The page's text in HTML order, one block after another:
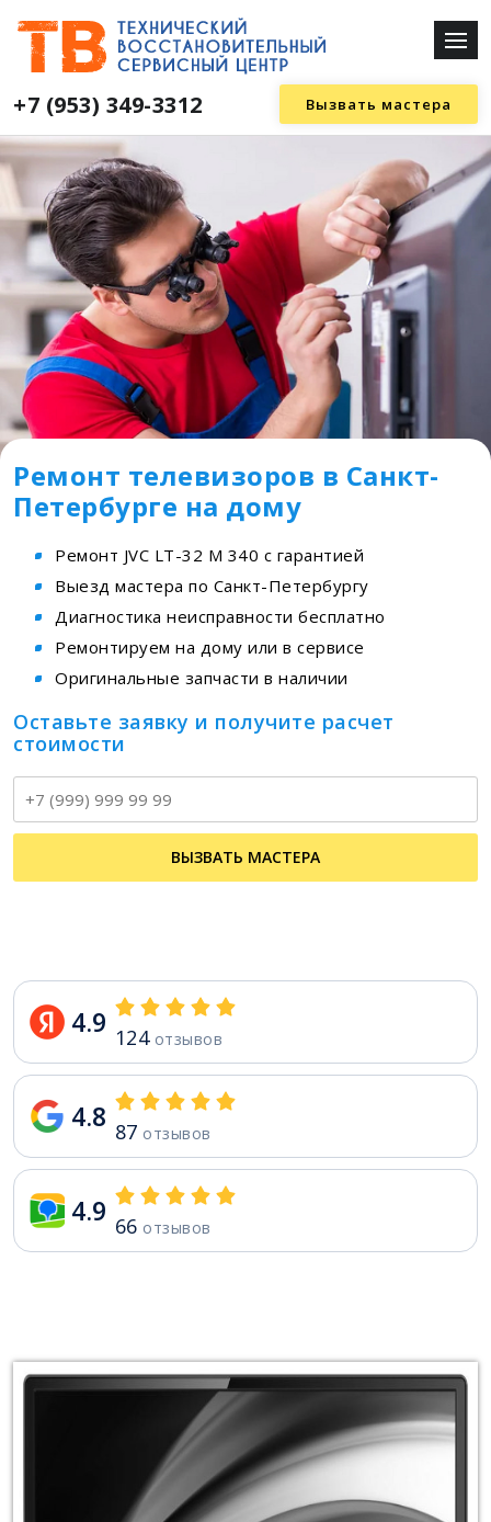
+7 (953) 349-3312 Вызвать мастера
Ремонт телевизоров в Санкт-
Петербурге на дому
Ремонт JVC LT-32 M 340 с гарантией
Выезд мастера по Санкт-Петербургу
Диагностика неисправности бесплатно
Ремонтируем на дому или в сервисе
Оригинальные запчасти в наличии
Оставьте заявку и получите расчет
стоимости
ВЫЗВАТЬ МАСТЕРА
4.9 124отзывов
4.8 87 отзывов
4.9 66 отзывов